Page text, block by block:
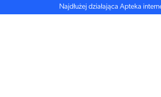
Najdłużej działająca Apteka